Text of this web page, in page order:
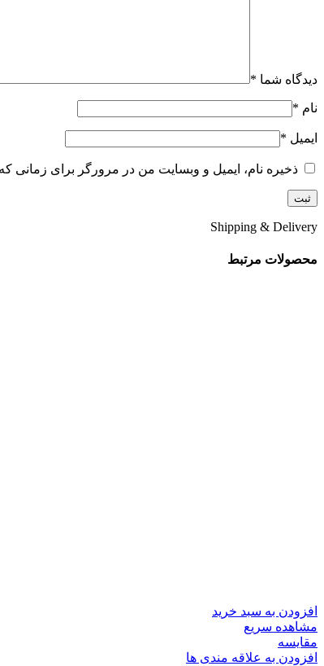
دیدگاه شما *
نام *
ایمیل *
ذخیره نام، ایمیل و وبسایت من در مرورگر برای زمانی
Shipping & Delivery
محصولات مرتبط
افزودن به سبد خرید
مشاهده سریع
مقایسه
افزودن به علاقه مندی ها